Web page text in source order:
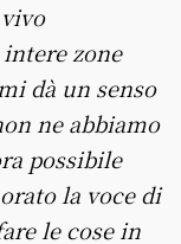
zone
dà un senso
ne abbiamo
possibile
la voce di
le cose in